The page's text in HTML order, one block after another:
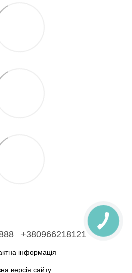
+380966218121
інформація
версія сайту